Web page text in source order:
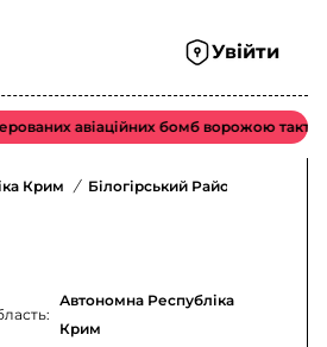
Увійти
авіаційних бомб ворожою тактичною
Крим / Білогірський Район
Автономна Республіка
Крим